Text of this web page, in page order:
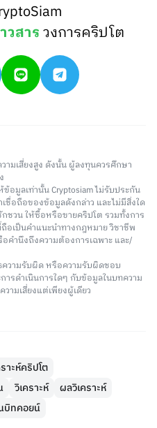
วสารวงการคริปโต
ามเสี่ยงสูง ดังนั้น ผู้ลงทุนควรศึกษา
อมูลเท่านั้น Cryptosiam ไม่รับประกัน
อถือของข้อมูลดังกล่าว และไม่มีสิ่งใด
ชวน ให้ซื้อหรือขายคริปโต รวมทั้งการ
อเป็นคำแนะนำทางกฎหมาย วิชาชีพ
คำนึงถึงความต้องการเฉพาะ และ/
ความรับผิด หรือความรับผิดชอบ
รดำเนินการใดๆ กับข้อมูลในบทความ
ามเสี่ยงแต่เพียงผู้เดียว
าะห์คริปโต
วิเคราะห์
ผลวิเคราะห์
บิทคอยน์